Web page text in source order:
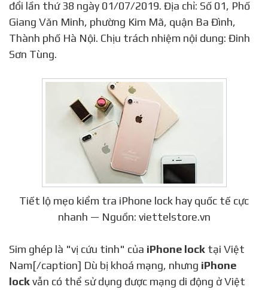
đổi lần thứ 38 ngày 01/07/2019. Địa chỉ: Số 01, Phố
Giang Văn Minh, phường Kim Mã, quận Ba Đình,
Thành phố Hà Nội. Chịu trách nhiệm nội dung: Đinh
Sơn Tùng.
Tiết lộ mẹo kiểm tra iPhone lock hay quốc tế cực
nhanh — Nguồn: viettelstore.vn
Sim ghép là "vị cứu tinh" của iPhone lock tại Việt
Nam[/caption] Dù bị khoá mạng, nhưng iPhone
lockvẫn có thể sử dụng được mạng di động ở Việt